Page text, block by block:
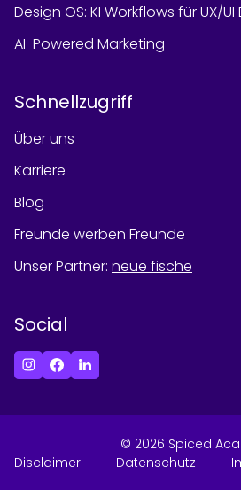
Design OS: KI Workflows für UX/
AI-Powered Marketing
Schnellzugriff
Über uns
Karriere
Blog
Freunde werben Freunde
Unser Partner: neue fische
Social
© 2026 Spiced
Disclaimer
Datenschutz